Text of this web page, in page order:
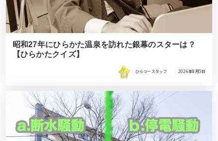
昭和27年にひらかた温泉を訪れた銀幕のスターは？
【ひらかたクイズ】
ひらつースタッフ 2026年8月5日